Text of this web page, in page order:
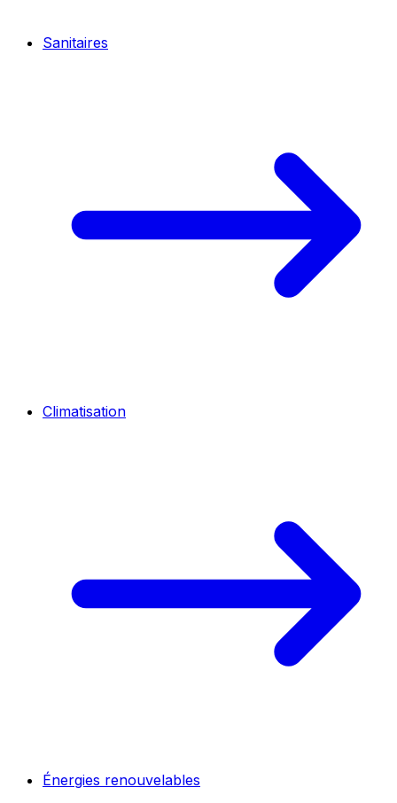
Sanitaires
Climatisation
Énergies renouvelables